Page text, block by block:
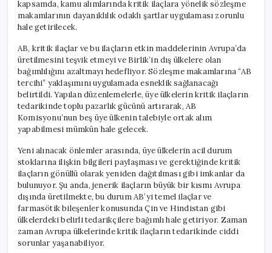
kapsamda, kamu alımlarında kritik ilaçlara yönelik sözleşme
makamlarının dayanıklılık odaklı şartlar uygulaması zorunlu
hale getirilecek.
AB, kritik ilaçlar ve bu ilaçların etkin maddelerinin Avrupa’da
üretilmesini teşvik etmeyi ve Birlik’in dış ülkelere olan
bağımlılığını azaltmayı hedefliyor. Sözleşme makamlarına “AB
tercihi” yaklaşımını uygulamada esneklik sağlanacağı
belirtildi. Yapılan düzenlemelerle, üye ülkelerin kritik ilaçların
tedarikinde toplu pazarlık gücünü artırarak, AB
Komisyonu’nun beş üye ülkenin talebiyle ortak alım
yapabilmesi mümkün hale gelecek.
Yeni alınacak önlemler arasında, üye ülkelerin acil durum
stoklarına ilişkin bilgileri paylaşması ve gerektiğinde kritik
ilaçların gönüllü olarak yeniden dağıtılması gibi imkanlar da
bulunuyor. Şu anda, jenerik ilaçların büyük bir kısmı Avrupa
dışında üretilmekte, bu durum AB’yi temel ilaçlar ve
farmasötik bileşenler konusunda Çin ve Hindistan gibi
ülkelerdeki belirli tedarikçilere bağımlı hale getiriyor. Zaman
zaman Avrupa ülkelerinde kritik ilaçların tedarikinde ciddi
sorunlar yaşanabiliyor.